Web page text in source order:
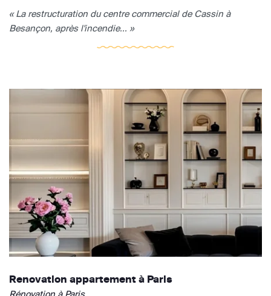
« La restructuration du centre commercial de Cassin à
Besançon, après l'incendie... »
Renovation appartement à Paris